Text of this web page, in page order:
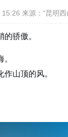
来源：“昆明
骄傲。
山顶的风。